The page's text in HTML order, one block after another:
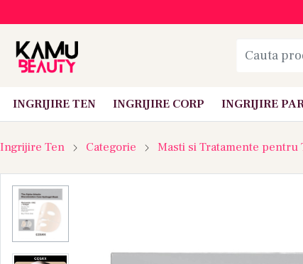
INGRIJIRE TEN INGRIJIRE CORP INGRIJIRE
Ingrijire Ten Categorie Masti si Tratamente pentru